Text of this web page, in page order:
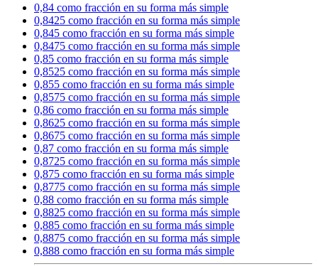
0,84 como fracción en su forma más simple
0,8425 como fracción en su forma más simple
0,845 como fracción en su forma más simple
0,8475 como fracción en su forma más simple
0,85 como fracción en su forma más simple
0,8525 como fracción en su forma más simple
0,855 como fracción en su forma más simple
0,8575 como fracción en su forma más simple
0,86 como fracción en su forma más simple
0,8625 como fracción en su forma más simple
0,8675 como fracción en su forma más simple
0,87 como fracción en su forma más simple
0,8725 como fracción en su forma más simple
0,875 como fracción en su forma más simple
0,8775 como fracción en su forma más simple
0,88 como fracción en su forma más simple
0,8825 como fracción en su forma más simple
0,885 como fracción en su forma más simple
0,8875 como fracción en su forma más simple
0,888 como fracción en su forma más simple